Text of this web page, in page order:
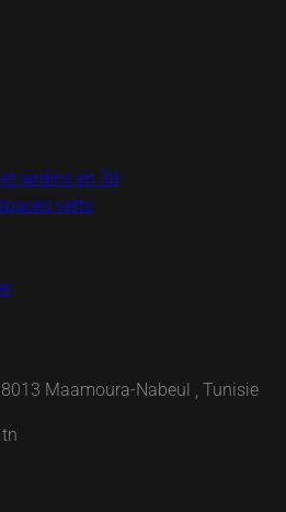
jardins en 3d
verts
Maamoura-Nabeul , Tunisie